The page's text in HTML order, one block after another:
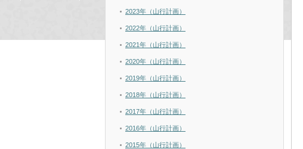
2023年（山行計画）
2022年（山行計画）
2021年（山行計画）
2020年（山行計画）
2019年（山行計画）
2018年（山行計画）
2017年（山行計画）
2016年（山行計画）
2015年（山行計画）